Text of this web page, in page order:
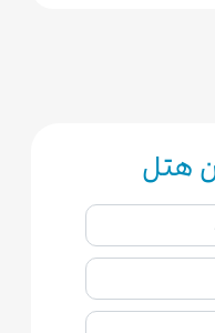
هتل